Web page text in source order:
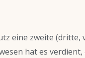
eine zweite (dritte,
hat es